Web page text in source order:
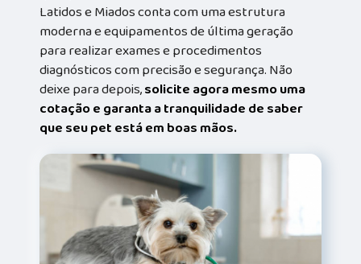
Latidos e Miados conta com uma estrutura
moderna e equipamentos de última geração
para realizar exames e procedimentos
diagnósticos com precisão e segurança. Não
deixe para depois,solicite agora mesmo uma
cotação e garanta a tranquilidade de saber
que seu pet está em boas mãos.